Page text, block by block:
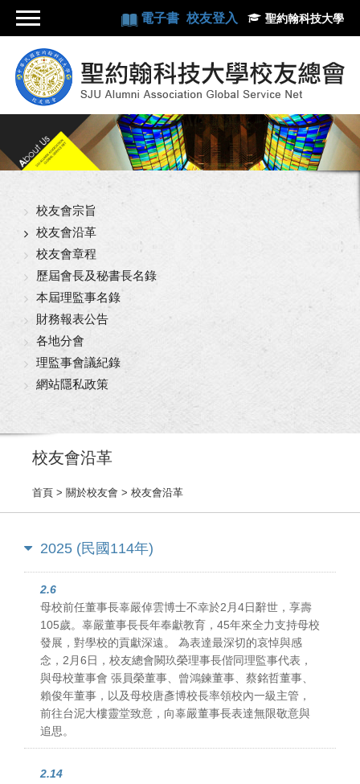
電子書 校友登入 聖約翰科技大學
校友會宗旨
校友會沿革
校友會章程
歷屆會長及秘書長名錄
本屆理監事名錄
財務報表公告
各地分會
理監事會議紀錄
網站隱私政策
校友會沿革
首頁 > 關於校友會 > 校友會沿革
2025 (民國114年)
2.6
母校前任董事長辜嚴倬雲博士不幸於2月4日辭世，享壽
105歲。辜嚴董事長長年奉獻教育，45年來全力支持母校
發展，對學校的貢獻深遠。 為表達最深切的哀悼與感
念，2月6日，校友總會闕玖榮理事長偕同理監事代表，
與母校董事會 張員榮董事、曾鴻鍊董事、蔡銘哲董事、
賴俊年董事，以及母校唐彥博校長率領校內一級主管，
前往台泥大樓靈堂致意，向辜嚴董事長表達無限敬意與
追思。
2.14